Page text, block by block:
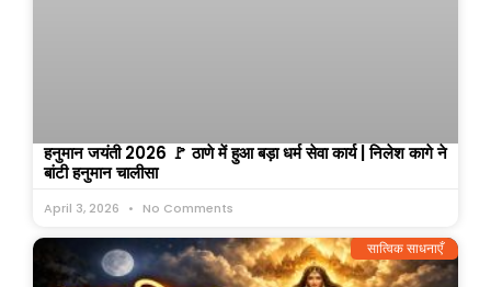
हनुमान जयंती 2026 🚩 ठाणे में हुआ बड़ा धर्म सेवा कार्य | निलेश कागे ने
बांटी हनुमान चालीसा
April 3, 2026 No Comments
सात्विक साधनाएँ